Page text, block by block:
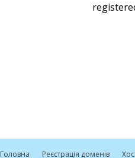
Головна Реєстрація доменів